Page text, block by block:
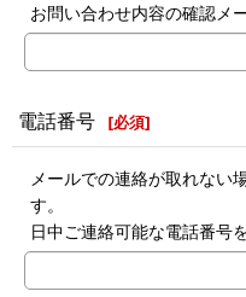
お問い合わせ内容の確認メ
電話番号 [必須]
メールでの連絡が取れない
す。
日中ご連絡可能な電話番号